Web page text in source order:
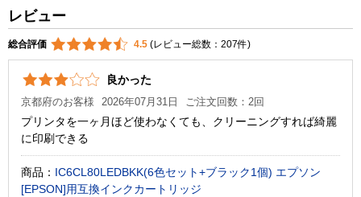
レビュー
総合評価 4.5 (レビュー総数：207件)
良かった
京都府のお客様 2026年07月31日 ご注文回数：2回
プリンタを一ヶ月ほど使わなくても、クリーニングすれば綺麗
に印刷できる
商品： IC6CL80LEDBKK(6色セット+ブラック1個) エプソン
[EPSON]用互換インクカートリッジ